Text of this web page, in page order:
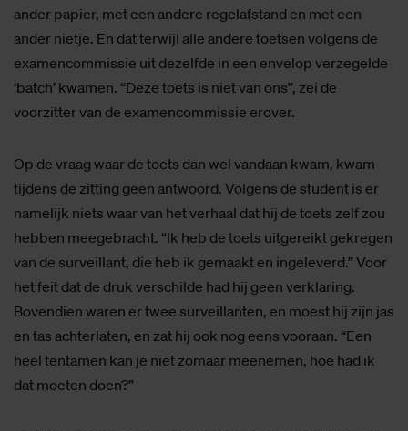
ander papier, met een andere regelafstand en met een
ander nietje. En dat terwijl alle andere toetsen volgens de
examencommissie uit dezelfde in een envelop verzegelde
‘batch’ kwamen. “Deze toets is niet van ons”, zei de
voorzitter van de examencommissie erover.
Op de vraag waar de toets dan wel vandaan kwam, kwam
tijdens de zitting geen antwoord. Volgens de student is er
namelijk niets waar van het verhaal dat hij de toets zelf zou
hebben meegebracht. “Ik heb de toets uitgereikt gekregen
van de surveillant, die heb ik gemaakt en ingeleverd.” Voor
het feit dat de druk verschilde had hij geen verklaring.
Bovendien waren er twee surveillanten, en moest hij zijn jas
en tas achterlaten, en zat hij ook nog eens vooraan. “Een
heel tentamen kan je niet zomaar meenemen, hoe had ik
dat moeten doen?”